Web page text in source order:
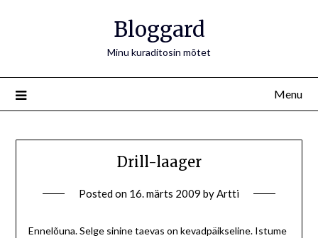
Bloggard
Minu kuraditosin mõtet
Menu
Drill-laager
Posted on 16. märts 2009 byArtti
Ennelõuna. Selge sinine taevas on kevadpäikseline. Istume